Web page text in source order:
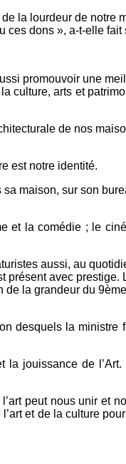
la lourdeur de notre
ces dons », a-t-elle fait
promouvoir une
culture, arts et
de nos
est notre identité.
maison, sur son
et la comédie ; le
aussi, au
présent avec prestige.
la grandeur du
desquels la ministre
jouissance de
peut nous unir et
et de la culture